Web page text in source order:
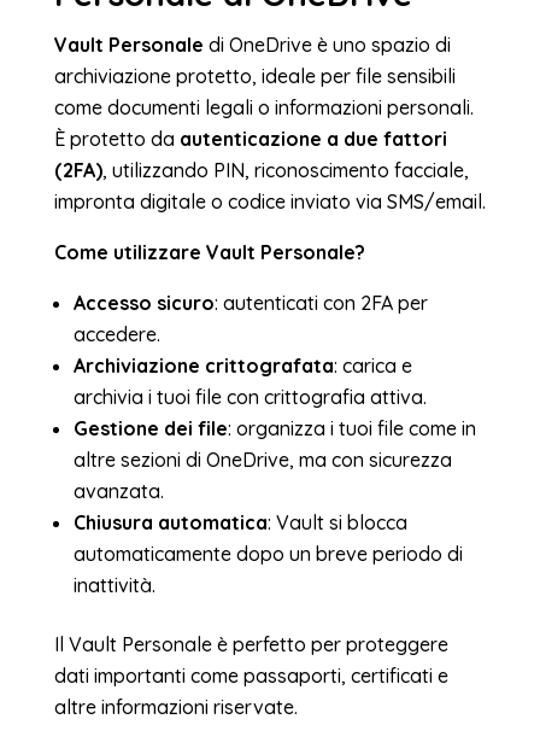
Vault Personale di OneDrive è uno spazio di
archiviazione protetto, ideale per file sensibili
come documenti legali o informazioni personali.
È protetto da autenticazione a due fattori
(2FA), utilizzando PIN, riconoscimento facciale,
impronta digitale o codice inviato via SMS/email.
Come utilizzare Vault Personale?
Accesso sicuro: autenticati con 2FA per
accedere.
Archiviazione crittografata: carica e
archivia i tuoi file con crittografia attiva.
Gestione dei file: organizza i tuoi file come in
altre sezioni di OneDrive, ma con sicurezza
avanzata.
Chiusura automatica: Vault si blocca
automaticamente dopo un breve periodo di
inattività.
Il Vault Personale è perfetto per proteggere
dati importanti come passaporti, certificati e
altre informazioni riservate.